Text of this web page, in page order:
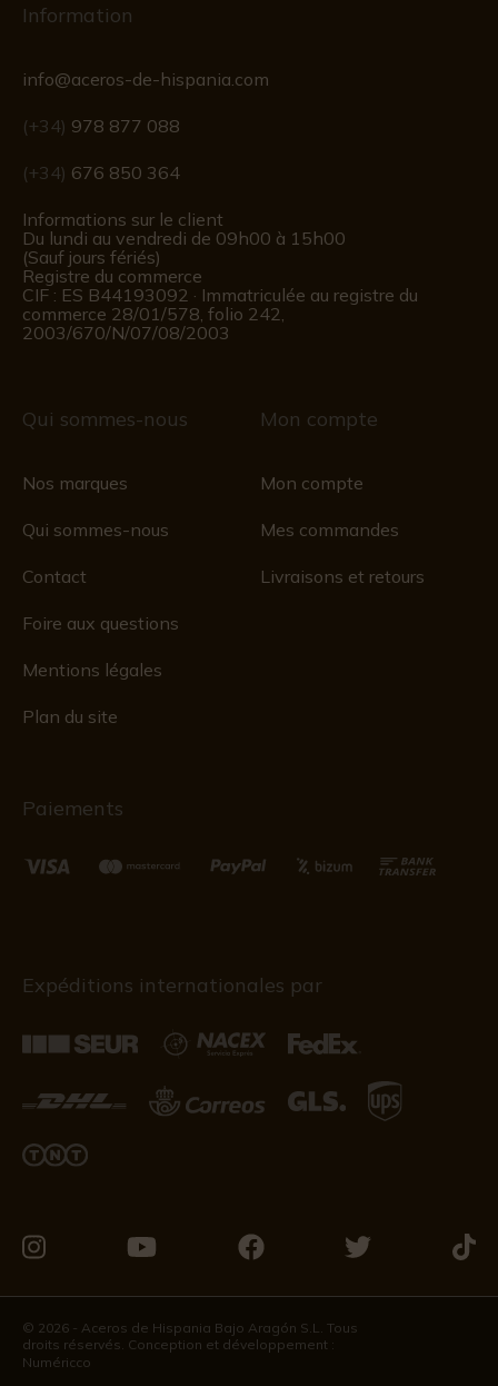
Information
info@aceros-de-hispania.com
(+34) 978 877 088
(+34) 676 850 364
Informations sur le client
Du lundi au vendredi de 09h00 à 15h00
(Sauf jours fériés)
Registre du commerce
CIF : ES B44193092 · Immatriculée au registre du
commerce 28/01/578, folio 242,
2003/670/N/07/08/2003
Qui sommes-nous
Nos marques
Qui sommes-nous
Contact
Foire aux questions
Mentions légales
Plan du site
Mon compte
Mon compte
Mes commandes
Livraisons et retours
Paiements
Expéditions internationales par
nous
sur
Instagram
nous
sur
Youtube
nous
sur
Facebook
nous
sur
nous
© 2026 - Aceros de Hispania Bajo Aragón S.L. Tous
droits réservés. Conception et développement :
Numéricco